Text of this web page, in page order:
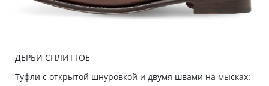
ДЕРБИ СПЛИТТОЕ
Туфли с открытой шнуровкой и двумя швами на мысках: